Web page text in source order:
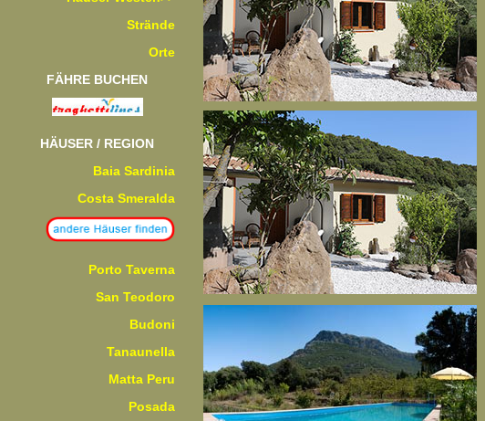
Strände
Orte
FÄHRE BUCHEN
HÄUSER / REGION
Baia Sardinia
Costa Smeralda
Porto Taverna
San Teodoro
Budoni
Tanaunella
Matta Peru
Posada